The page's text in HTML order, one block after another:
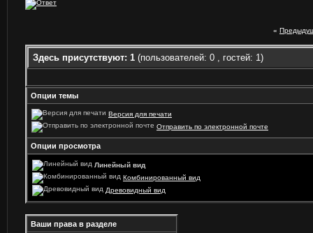
«
Здесь присутствуют: 1 (пользователей: 0 , гостей: 1)
Опции темы
Версия для печати
Отправить по электронной почте
Опции просмотра
Линейный вид
Комбинированный вид
Древовидный вид
Ваши права в разделе